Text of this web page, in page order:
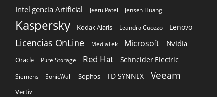
Inteligencia Artificial Jeetu Patel Jensen Huang
Kaspersky Kodak Alaris Leandro Cuozzo Lenovo
Licencias OnLine MediaTek Microsoft Nvidia
Oracle Pure Storage Red Hat Schneider Electric
Siemens SonicWall Sophos TD SYNNEX Veeam
Vertiv